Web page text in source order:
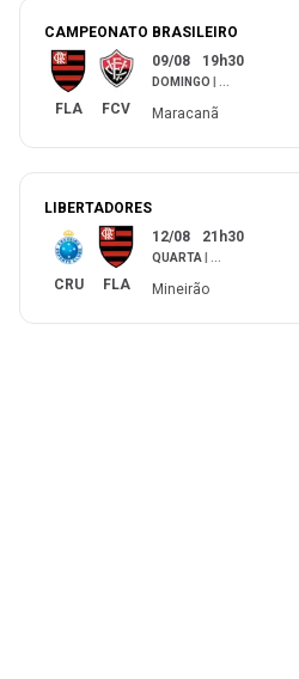
CAMPEONATO BRASILEIRO
FLA FCV
09/08 19h30
DOMINGO
Maracanã
LIBERTADORES
CRU FLA
12/08 21h30
QUARTA
Mineirão